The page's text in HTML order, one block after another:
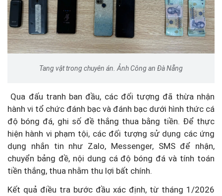
Tang vật trong chuyên án. Ảnh Công an Đà Nẵng
Qua đấu tranh ban đầu, các đối tượng đã thừa nhận
hành vi tổ chức đánh bạc và đánh bạc dưới hình thức cá
độ bóng đá, ghi số đề thắng thua bằng tiền. Để thực
hiện hành vi phạm tội, các đối tượng sử dụng các ứng
dụng nhắn tin như Zalo, Messenger, SMS để nhận,
chuyển bảng đề, nội dung cá độ bóng đá và tính toán
tiền thắng, thua nhằm thu lợi bất chính.
Kết quả điều tra bước đầu xác định, từ tháng 1/2026